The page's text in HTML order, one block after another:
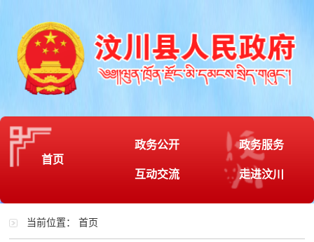
首页
政务公开 政务服务
互动交流 走进汶川
当前位置：首页